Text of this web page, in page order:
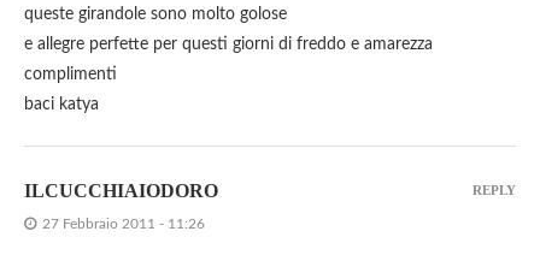
queste girandole sono molto golose
e allegre perfette per questi giorni di freddo e amarezza
complimenti
baci katya
ILCUCCHIAIODORO
27 Febbraio 2011 - 11:26
REPLY